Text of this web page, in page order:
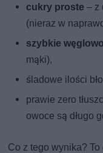
cukry proste – z
(nieraz w
szybkie
mąki),
śladowe ilości
prawie zero
owoce są długo
Co z tego wynika?